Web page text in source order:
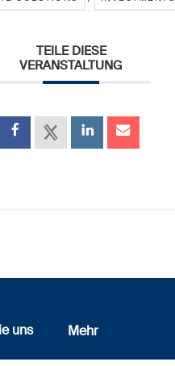
TEILE DIESE
VERANSTALTUNG
uns Mehr